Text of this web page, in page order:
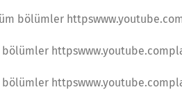
tüm bölümler
bölümler
bölümler